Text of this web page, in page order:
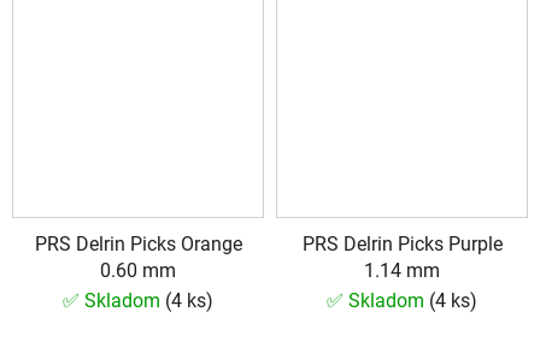
PRS Delrin Picks Orange
0.60 mm
✅ Skladom (4 ks)
PRS Delrin Picks Purple
1.14 mm
✅ Skladom (4 ks)